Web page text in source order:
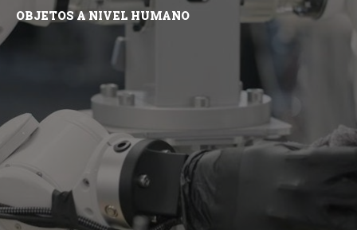
OBJETOS A NIVEL HUMANO